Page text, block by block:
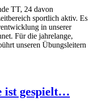
TT, 24 davon
sportlich aktiv. Es
in unserer
Für die jahrelange,
unseren Übungsleitern
ist gespielt…